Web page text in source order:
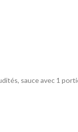
sauce avec 1